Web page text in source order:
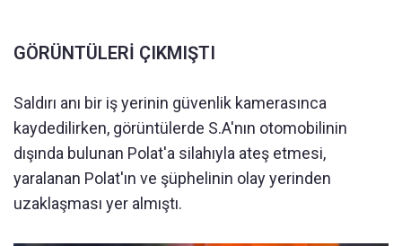
GÖRÜNTÜLERİ ÇIKMIŞTI
Saldırı anı bir iş yerinin güvenlik kamerasınca
kaydedilirken, görüntülerde S.A'nın otomobilinin
dışında bulunan Polat'a silahıyla ateş etmesi,
yaralanan Polat'ın ve şüphelinin olay yerinden
uzaklaşması yer almıştı.